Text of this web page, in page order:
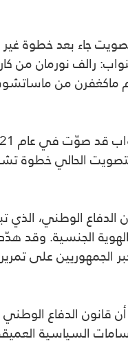
جاء بعد خطوة
رالف نورمان من
ماكغفرن من
الهوية الجنسية. وقد
الجمهوريين على
قانون الدفاع
السياسية